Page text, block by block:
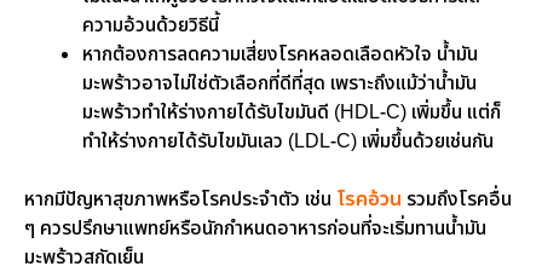
ความอ้วนด้วยวิธีนี้
หากต้องการลดความเสี่ยงโรคหลอดเลือดหัวใจ น้ำมัน
มะพร้าวอาจไม่ใช่ตัวเลือกที่ดีที่สุด เพราะถึงแม้ว่าน้ำมัน
มะพร้าวทำให้ร่างกายได้รับไขมันดี (HDL-C) เพิ่มขึ้น แต่ก็
ทำให้ร่างกายได้รับไขมันเลว (LDL-C) เพิ่มขึ้นด้วยเช่นกัน
หากมีปัญหาสุขภาพหรือโรคประจำตัว เช่น โรคอ้วน รวมถึงโรคอื่น
ๆ ควรปรึกษาแพทย์หรือนักกำหนดอาหารก่อนที่จะเริ่มทานน้ำมัน
มะพร้าวสกัดเย็น